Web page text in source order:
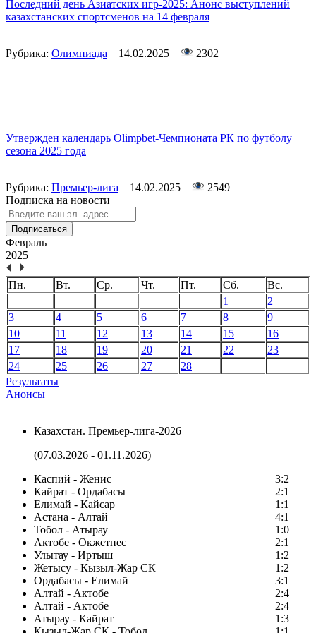
Последний день Азиатских игр-2025: Анонс выступлений
казахстанских спортсменов на 14 февраля
Рубрика: Олимпиада 14.02.2025 2302
Утвержден календарь Olimpbet-Чемпионата РК по футболу
сезона 2025 года
Рубрика: Премьер-лига 14.02.2025
2549
Подписка на новости
Подписаться
Февраль
2025
Пн. Вт. Ср. Чт. Пт. Сб.
Вс.
1
2
3
4 5 6 7 8
9
10
11 12 13 14 15
16
17
18 19 20 21 22
23
24
25 26 27
28
Результаты
Анонсы
Казахстан. Премьер-лига-2026
(07.03.2026 - 01.11.2026)
Каспий - Женис
3:2
Кайрат - Ордабасы
2:1
Елимай - Кайсар
1:1
Астана - Алтай
4:1
Тобол - Атырау
1:0
Актобе - Окжетпес
2:1
Улытау - Иртыш
1:2
Жетысу - Кызыл-Жар СК
1:2
Ордабасы - Елимай
3:1
Алтай - Актобе
2:4
Алтай - Актобе
2:4
Атырау - Кайрат
1:3